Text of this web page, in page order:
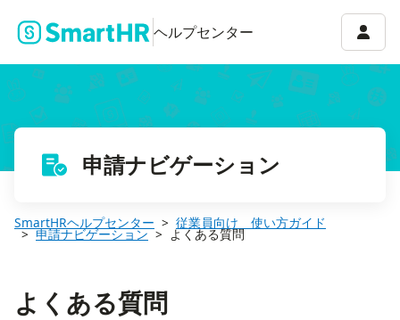
ヘルプセンター アカ
申請ナビゲーション
SmartHRヘルプセンター 従業員向け 使い方ガイド
申請ナビゲーション よくある質問
よくある質問